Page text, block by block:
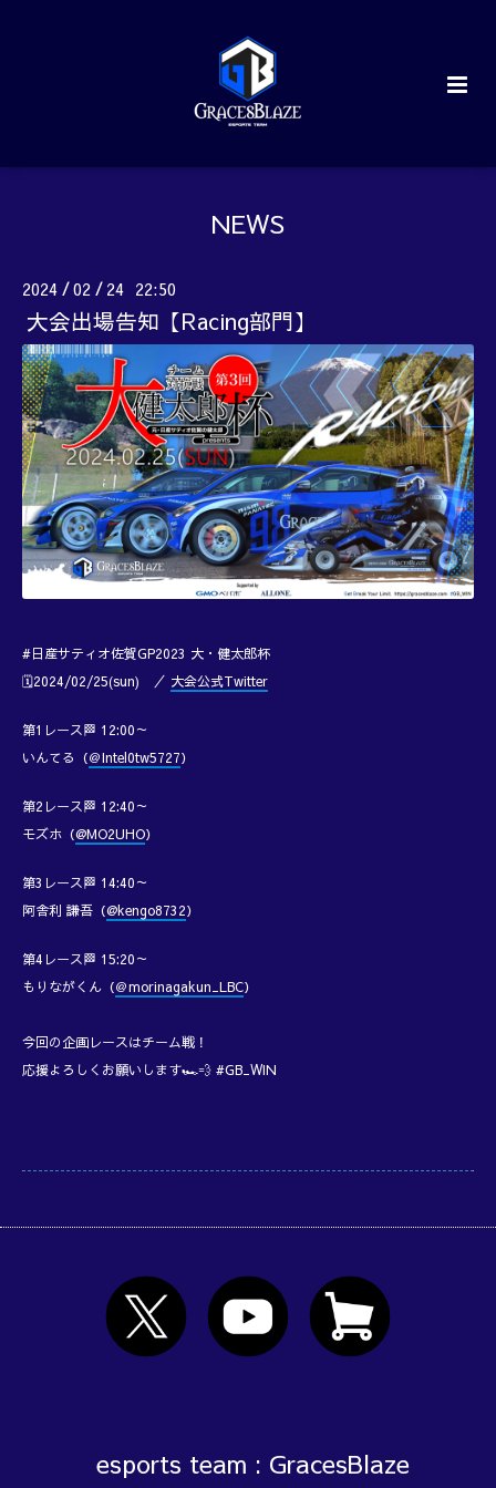
NEWS
2024 /02 / 24 22:50
大会出場告知【Racing部門】
#日産サティオ佐賀GP2023 大・健太郎杯
🗓️2024/02/25(sun) ／ 大会公式Twitter
第1レース🏁 12:00～
いんてる（＠Intel0tw5727）
第2レース🏁 12:40～
モズホ（@MO2UHO）
第3レース🏁 14:40～
阿舎利 謙吾（@kengo8732）
第4レース🏁 15:20～
もりながくん（＠morinagakun_LBC）
今回の企画レースはチーム戦！
応援よろしくお願いします🏎️💨 #GB_WIN
esports team : GracesBlaze